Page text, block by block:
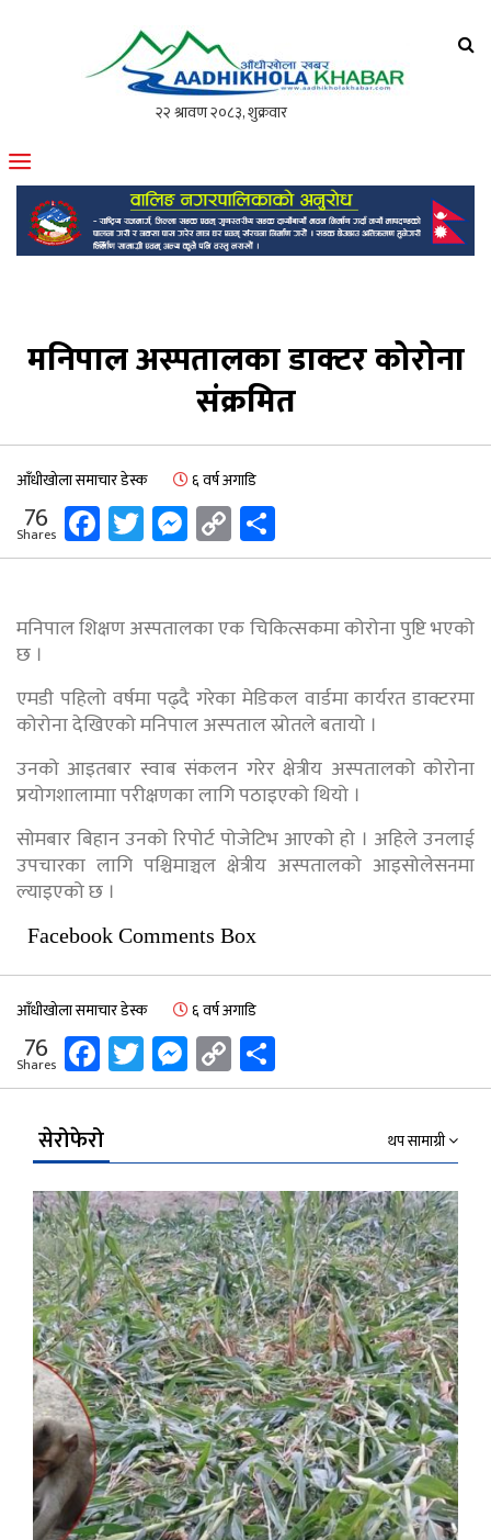
मोफसलकै लोकप्रिय अनलाइन पत्रिका
मनिपाल अस्पतालका डाक्टर कोरोना
संक्रमित
आँधीखोला समाचार डेस्क ६ वर्ष अगाडि
76
Shares Facebook
Twitter
Messenger
Copy
Link
मनिपाल शिक्षण अस्पतालका एक चिकित्सकमा कोरोना पुष्टि भएको
छ ।
एमडी पहिलो वर्षमा पढ्दै गरेका मेडिकल वार्डमा कार्यरत डाक्टरमा
कोरोना देखिएको मनिपाल अस्पताल स्रोतले बतायो ।
उनको आइतबार स्वाब संकलन गरेर क्षेत्रीय अस्पतालको कोरोना
प्रयोगशालामाा परीक्षणका लागि पठाइएको थियो ।
सोमबार बिहान उनको रिपोर्ट पोजेटिभ आएको हो । अहिले उनलाई
उपचारका लागि पश्चिमाञ्चल क्षेत्रीय अस्पतालको आइसोलेसनमा
ल्याइएको छ ।
Facebook Comments Box
आँधीखोला समाचार डेस्क ६ वर्ष अगाडि
76
Shares Facebook
Twitter
Messenger
Copy
Link
सेरोफेरो थप सामाग्री